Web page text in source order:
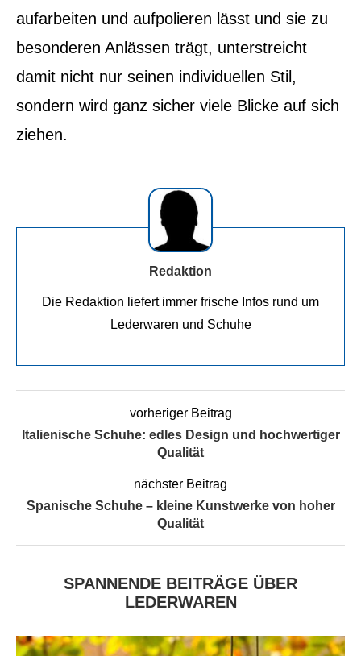
aufarbeiten und aufpolieren lässt und sie zu
besonderen Anlässen trägt, unterstreicht
damit nicht nur seinen individuellen Stil,
sondern wird ganz sicher viele Blicke auf sich
ziehen.
Redaktion
Die Redaktion liefert immer frische Infos rund um
Lederwaren und Schuhe
vorheriger Beitrag
Italienische Schuhe: edles Design und hochwertiger
Qualität
nächster Beitrag
Spanische Schuhe – kleine Kunstwerke von hoher
Qualität
SPANNENDE BEITRÄGE ÜBER
LEDERWAREN